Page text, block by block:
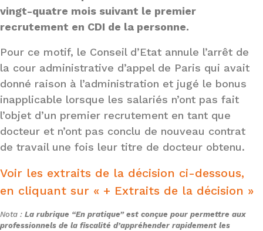
vingt-quatre mois suivant le premier
recrutement en CDI de la personne.
Pour ce motif, le Conseil d’Etat annule l’arrêt de
la cour administrative d’appel de Paris qui avait
donné raison à l’administration et jugé le bonus
inapplicable lorsque les salariés n’ont pas fait
l’objet d’un premier recrutement en tant que
docteur et n’ont pas conclu de nouveau contrat
de travail une fois leur titre de docteur obtenu.
Voir les extraits de la décision ci-dessous,
en cliquant sur « + Extraits de la décision »
Nota : La rubrique “En pratique” est conçue pour permettre aux
professionnels de la fiscalité d’appréhender rapidement les